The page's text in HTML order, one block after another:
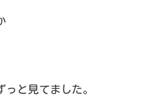
と見てました。